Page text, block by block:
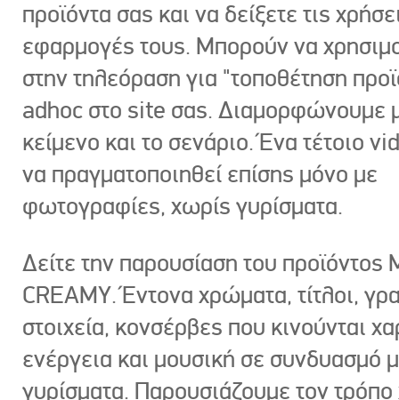
προϊόντα σας και να δείξετε τις
εφαρμογές τους. Μπορούν να
στην τηλεόραση για "τοποθέτηση
adhoc στο site σας. Διαμορφώνουμε
κείμενο και το σενάριο. Ένα τέτοιο
να πραγματοποιηθεί επίσης μόνο με
φωτογραφίες, χωρίς γυρίσματα.
Δείτε την παρουσίαση του προϊόντος
CREAMY. Έντονα χρώματα, τίτλοι,
στοιχεία, κονσέρβες που κινούνται
ενέργεια και μουσική σε συνδυασμό
γυρίσματα. Παρουσιάζουμε τον